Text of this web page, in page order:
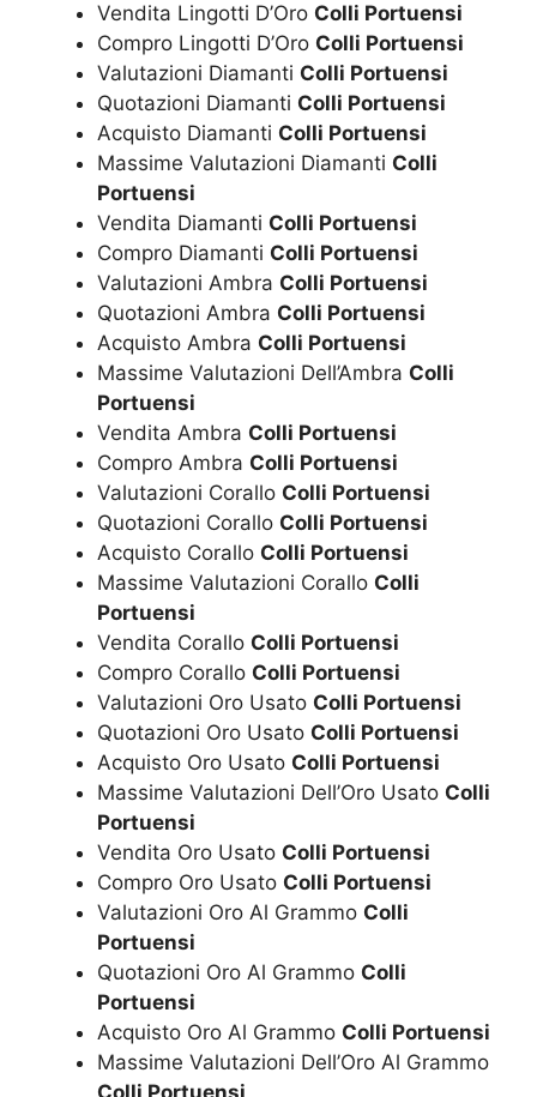
Vendita Lingotti D’Oro Colli Portuensi
Compro Lingotti D’Oro Colli Portuensi
Valutazioni Diamanti Colli Portuensi
Quotazioni Diamanti Colli Portuensi
Acquisto Diamanti Colli Portuensi
Massime Valutazioni Diamanti Colli
Portuensi
Vendita Diamanti Colli Portuensi
Compro Diamanti Colli Portuensi
Valutazioni Ambra Colli Portuensi
Quotazioni Ambra Colli Portuensi
Acquisto Ambra Colli Portuensi
Massime Valutazioni Dell’Ambra Colli
Portuensi
Vendita Ambra Colli Portuensi
Compro Ambra Colli Portuensi
Valutazioni Corallo Colli Portuensi
Quotazioni Corallo Colli Portuensi
Acquisto Corallo Colli Portuensi
Massime Valutazioni Corallo Colli
Portuensi
Vendita Corallo Colli Portuensi
Compro Corallo Colli Portuensi
Valutazioni Oro Usato Colli Portuensi
Quotazioni Oro Usato Colli Portuensi
Acquisto Oro Usato Colli Portuensi
Massime Valutazioni Dell’Oro Usato Colli
Portuensi
Vendita Oro Usato Colli Portuensi
Compro Oro Usato Colli Portuensi
Valutazioni Oro Al Grammo Colli
Portuensi
Quotazioni Oro Al Grammo Colli
Portuensi
Acquisto Oro Al Grammo Colli Portuensi
Massime Valutazioni Dell’Oro Al Grammo
Colli Portuensi